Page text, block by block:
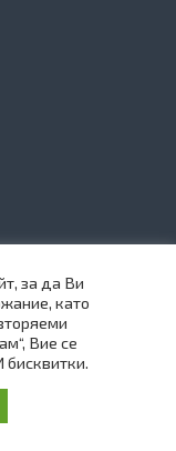
Reserved
за да Ви
като
Вие се
бисквитки.